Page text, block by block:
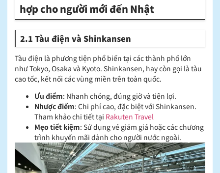
hợp cho người mới đến Nhật
2.1 Tàu điện và Shinkansen
Tàu điện là phương tiện phổ biến tại các thành phố lớn
như Tokyo, Osaka và Kyoto. Shinkansen, hay còn gọi là tàu
cao tốc, kết nối các vùng miền trên toàn quốc.​
Ưu điểm: Nhanh chóng, đúng giờ và tiện lợi.​
Nhược điểm: Chi phí cao, đặc biệt với Shinkansen.
Tham khảo chi tiết tại ​ Rakuten Travel
Mẹo tiết kiệm: Sử dụng vé giảm giá hoặc các chương
trình khuyến mãi dành cho người nước ngoài.​